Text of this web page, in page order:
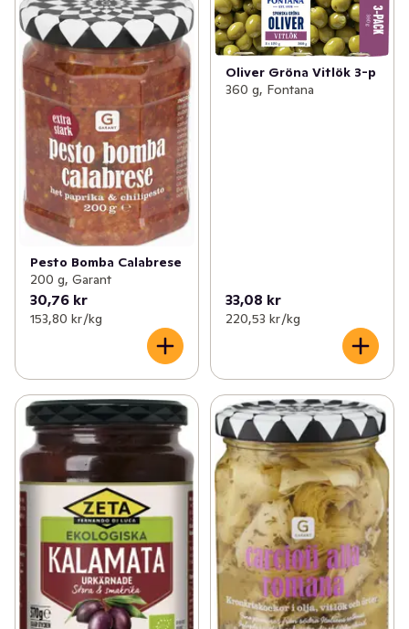
Pesto Bomba Calabrese
200 g, Garant
30,76 kr
153,80 kr /kg
Oliver Gröna Vitlök 3-p
360 g, Fontana
33,08 kr
220,53 kr /kg